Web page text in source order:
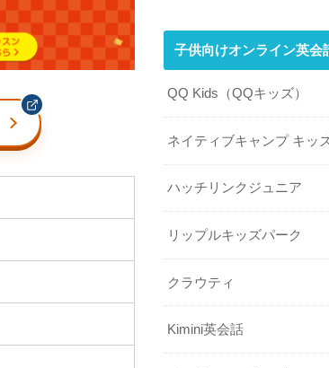
子供向けオンライン英会
QQ Kids（QQキッズ）
ネイティブキャンプ キッ
ハッチリンクジュニア
リップルキッズパーク
クラウティ
Kimini英会話